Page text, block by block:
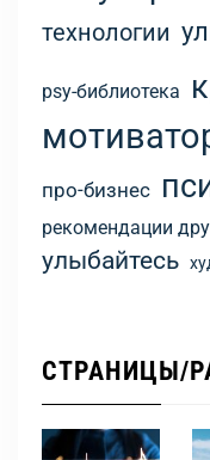
технологии
psy-библиотека
про-бизнес
рекомендации
улыбайтесь
СТРАНИЦЫ/